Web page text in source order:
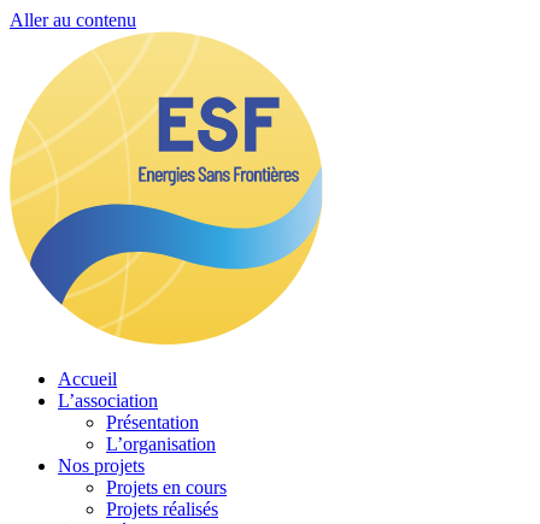
Aller au contenu
Accueil
L’association
Présentation
L’organisation
Nos projets
Projets en cours
Projets réalisés